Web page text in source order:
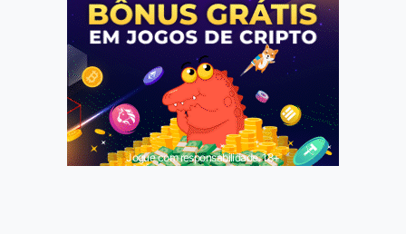
Jogue com responsabilidade. 18+